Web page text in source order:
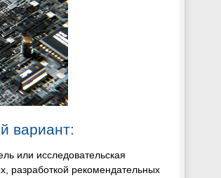
вариант:
или исследовательская
разработкой рекомендательных